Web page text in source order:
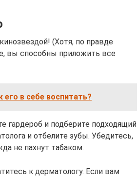
(Хотя, по правде
вы способны приложить все
в себе воспитать?
гардероб и подберите подходящий
и отбелите зубы. Убедитесь,
не пахнут табаком.
к дерматологу. Если вам